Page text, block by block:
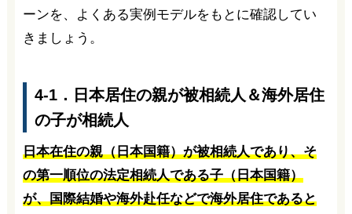
ーンを、よくある実例モデルをもとに確認してい
きましょう。
4-1．日本居住の親が被相続人＆海外居住
の子が相続人
日本在住の親（日本国籍）が被相続人であり、そ
の第一順位の法定相続人である子（日本国籍）
が、国際結婚や海外赴任などで海外居住であると